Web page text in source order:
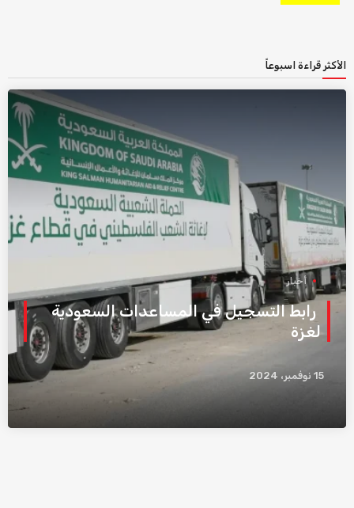
الأكثر قراءة اسبوعاً
أخبار
رابط التسجيل في المساعدات السعودية
لغزة
15 نوفمبر، 2024